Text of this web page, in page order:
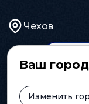
Чехов
Ваш
Изменить